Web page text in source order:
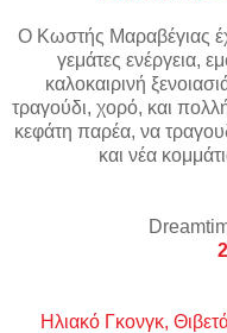
Ο Κωστής Μαραβέγιας
γεμάτες ενέργεια,
καλοκαιρινή
τραγούδι, χορό, και
κεφάτη παρέα, να
και νέα
Ηλιακό Γκονγκ,